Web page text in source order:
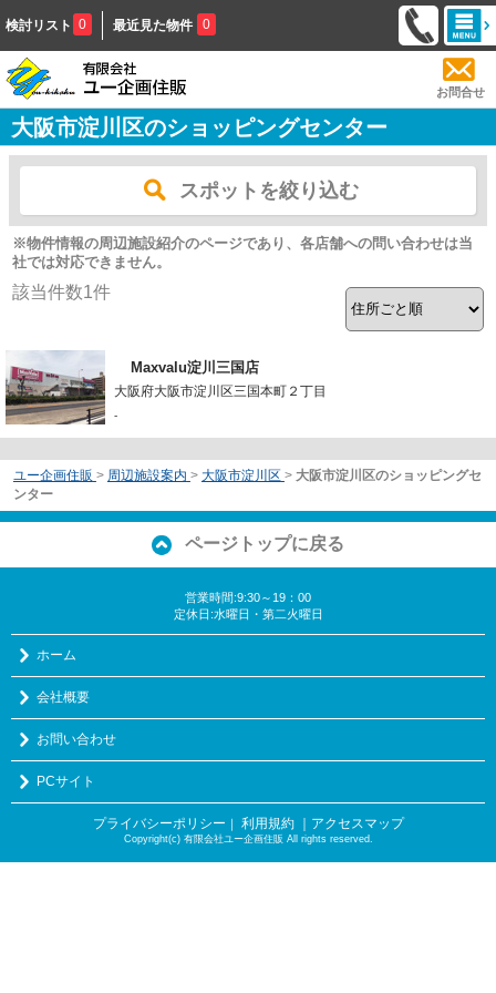
検討リスト 0 最近見た物件 0
お問合せ
大阪市淀川区のショッピングセンター
スポットを絞り込む
※物件情報の周辺施設紹介のページであり、各店舗への問い合わせは当
社では対応できません。
該当件数1件
Maxvalu淀川三国店
大阪府大阪市淀川区三国本町２丁目
-
ユー企画住販 > 周辺施設案内 > 大阪市淀川区 > 大阪市淀川区のショッピングセ
ンター
ページトップに戻る
営業時間:9:30～19：00
定休日:水曜日・第二火曜日
ホーム
会社概要
お問い合わせ
PCサイト
プライバシーポリシー ｜ 利用規約 ｜アクセスマップ
Copyright(c) 有限会社ユー企画住販 All rights reserved.